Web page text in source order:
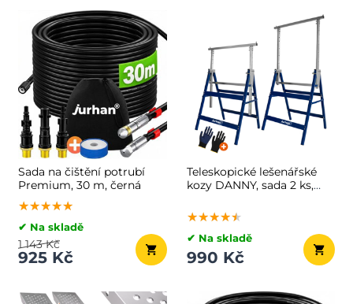
Sada na čištění potrubí
Premium, 30 m, černá
★★★★★
★★★★★
★★★★★
✔ Na skladě
925 Kč
1 143 Kč
Teleskopické lešenářské
kozy DANNY, sada 2 ks,
130cm, stříbrná/modrá
★★★★★
★★★★★
★★★★★
✔ Na skladě
990 Kč